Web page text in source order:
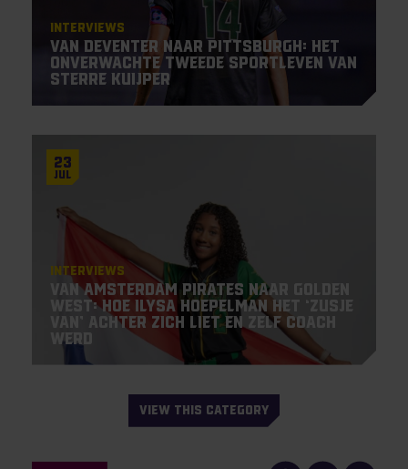
Interviews
Van Deventer naar Pittsburgh: het
onverwachte tweede sportleven van
Sterre Kuijper
23
Jul
Interviews
Van Amsterdam Pirates naar Golden
West: hoe Ilysa Hoepelman het ‘zusje
van’ achter zich liet en zelf coach
werd
VIEW THIS CATEGORY